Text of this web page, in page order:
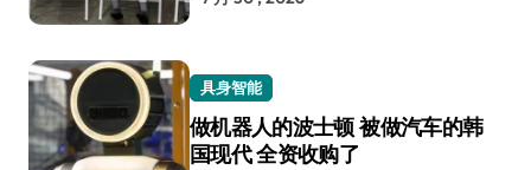
具身智能
做机器人的波士顿 被做汽车的韩
国现代 全资收购了